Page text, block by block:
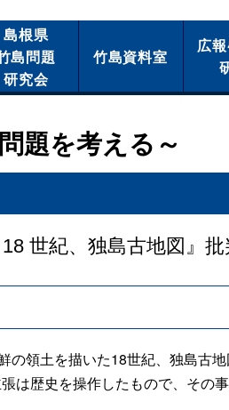
島根県
島問題
研究会
竹島資料室
広報
題を考える～
18 世紀、独島古地図』批
領土を描いた18世紀、独島古
は歴史を操作したもので、その